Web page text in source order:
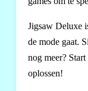
Jigsaw Deluxe
de mode gaat.
nog meer?
oplossen!